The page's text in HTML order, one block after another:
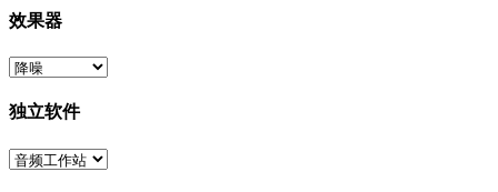
效果器
独立软件